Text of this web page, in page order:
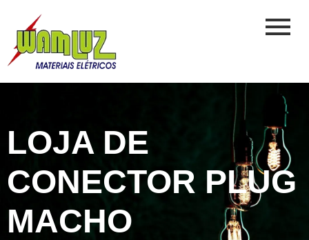
LOJA DE
CONECTOR PLUG
MACHO